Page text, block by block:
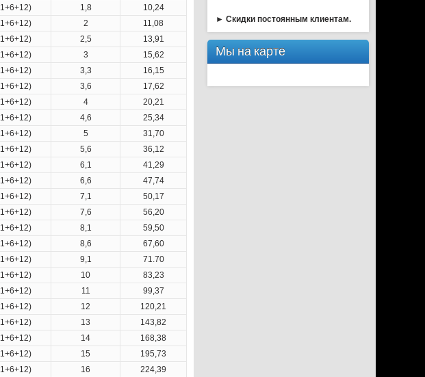
1,8
10,24
2
11,08
2,5
13,91
3
15,62
3,3
16,15
3,6
17,62
4
20,21
4,6
25,34
5
31,70
5,6
36,12
6,1
41,29
6,6
47,74
7,1
50,17
7,6
56,20
8,1
59,50
8,6
67,60
9,1
71.70
10
83,23
11
99,37
12
120,21
13
143,82
14
168,38
15
195,73
16
224,39
► Скидки постоянным клиентам.
Мы на карте